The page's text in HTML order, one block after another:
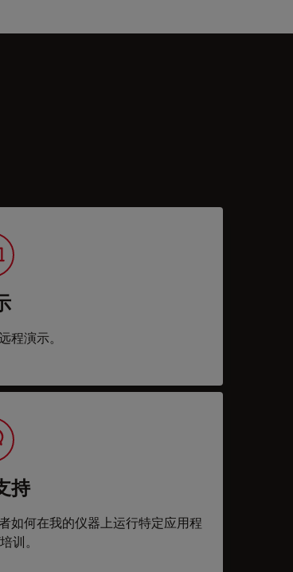
程演示。
持
如何在我的仪器上运行特定应用程
训。